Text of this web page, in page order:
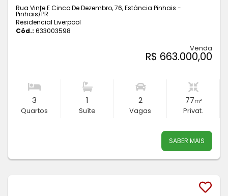
Rua Vinte E Cinco De Dezembro, 76, Estância Pinhais -
Pinhais/PR
Residencial Liverpool
Cód.: 633003598
Venda
R$ 663.000,00
3
Quartos
1
Suíte
2
Vagas
77m²
Privat.
SABER MAIS